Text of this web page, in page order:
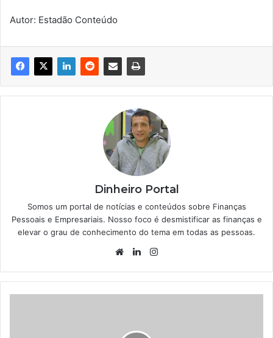
Autor: Estadão Conteúdo
Dinheiro Portal
Somos um portal de notícias e conteúdos sobre Finanças
Pessoais e Empresariais. Nosso foco é desmistificar as finanças e
elevar o grau de conhecimento do tema em todas as pessoas.
WebsiteLinkedin